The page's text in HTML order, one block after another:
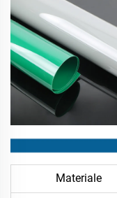
Materiale